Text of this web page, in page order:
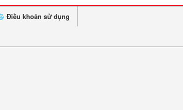
Điều khoản sử dụng